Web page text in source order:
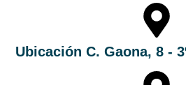
Ubicación C. Gaona, 8 -